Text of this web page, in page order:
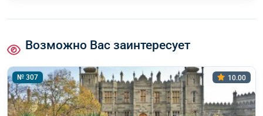
Возможно Вас заинтересует
№ 307 10.00